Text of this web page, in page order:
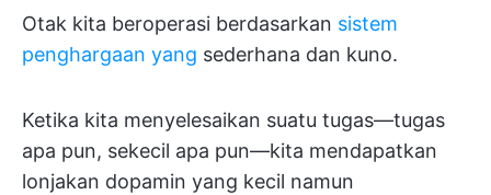
Otak kita beroperasi berdasarkan sistem
penghargaan yang sederhana dan kuno.
Ketika kita menyelesaikan suatu tugas—tugas
apa pun, sekecil apa pun—kita mendapatkan
lonjakan dopamin yang kecil namun